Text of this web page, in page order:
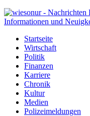
Informationen und
Startseite
Wirtschaft
Politik
Finanzen
Karriere
Chronik
Kultur
Medien
Polizeimeldungen